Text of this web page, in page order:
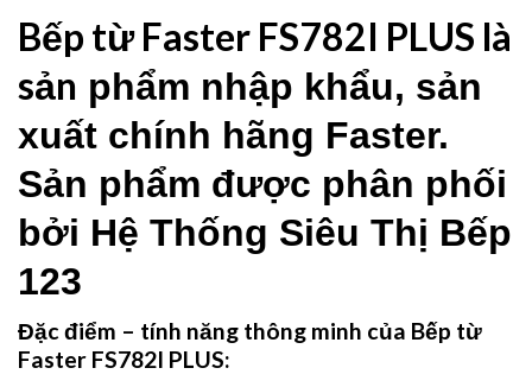
Bếp từ Faster FS782I PLUS là
sản phẩm nhập khẩu, sản
xuất chính hãng Faster.
Sản phẩm được phân phối
bởi Hệ Thống Siêu Thị Bếp
123
Đặc điểm – tính năng thông minh của Bếp từ
Faster FS782I PLUS: